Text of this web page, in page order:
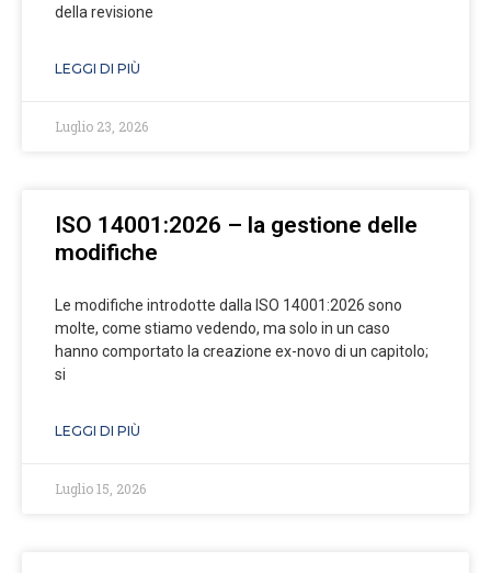
della revisione
LEGGI DI PIÙ
Luglio 23, 2026
ISO 14001:2026 – la gestione delle
modifiche
Le modifiche introdotte dalla ISO 14001:2026 sono
molte, come stiamo vedendo, ma solo in un caso
hanno comportato la creazione ex-novo di un capitolo;
si
LEGGI DI PIÙ
Luglio 15, 2026